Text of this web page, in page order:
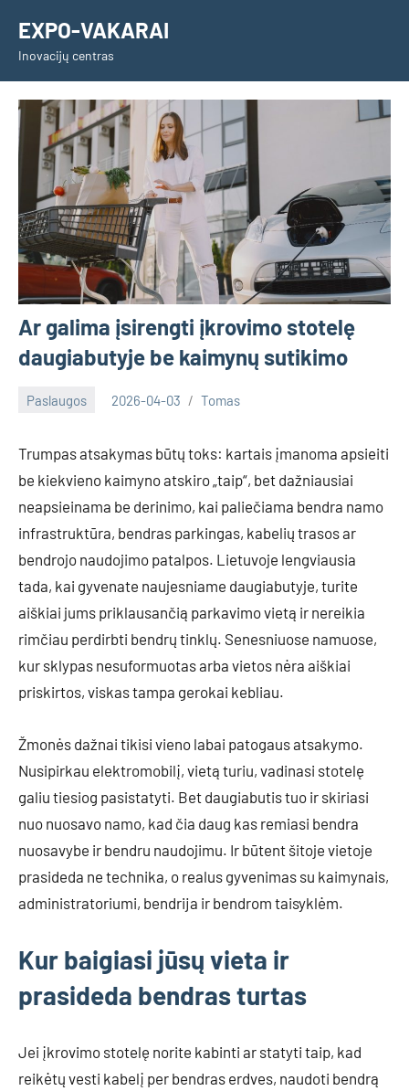
content
EXPO-VAKARAI
Inovacijų centras
Ar galima įsirengti įkrovimo stotelę
daugiabutyje be kaimynų sutikimo
Paslaugos 2026-04-03 Tomas
Trumpas atsakymas būtų toks: kartais įmanoma apsieiti
be kiekvieno kaimyno atskiro „taip“, bet dažniausiai
neapsieinama be derinimo, kai paliečiama bendra namo
infrastruktūra, bendras parkingas, kabelių trasos ar
bendrojo naudojimo patalpos. Lietuvoje lengviausia
tada, kai gyvenate naujesniame daugiabutyje, turite
aiškiai jums priklausančią parkavimo vietą ir nereikia
rimčiau perdirbti bendrų tinklų. Senesniuose namuose,
kur sklypas nesuformuotas arba vietos nėra aiškiai
priskirtos, viskas tampa gerokai kebliau.
Žmonės dažnai tikisi vieno labai patogaus atsakymo.
Nusipirkau elektromobilį, vietą turiu, vadinasi stotelę
galiu tiesiog pasistatyti. Bet daugiabutis tuo ir skiriasi
nuo nuosavo namo, kad čia daug kas remiasi bendra
nuosavybe ir bendru naudojimu. Ir būtent šitoje vietoje
prasideda ne technika, o realus gyvenimas su kaimynais,
administratoriumi, bendrija ir bendrom taisyklėm.
Kur baigiasi jūsų vieta ir
prasideda bendras turtas
Jei įkrovimo stotelę norite kabinti ar statyti taip, kad
reikėtų vesti kabelį per bendras erdves, naudoti bendrą